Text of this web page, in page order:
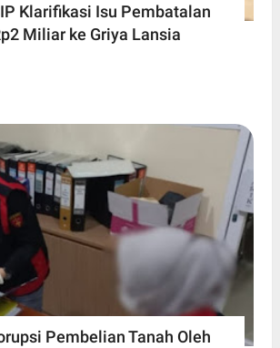
Klarifikasi Isu Pembatalan
Miliar ke Griya Lansia
Pembelian Tanah Oleh